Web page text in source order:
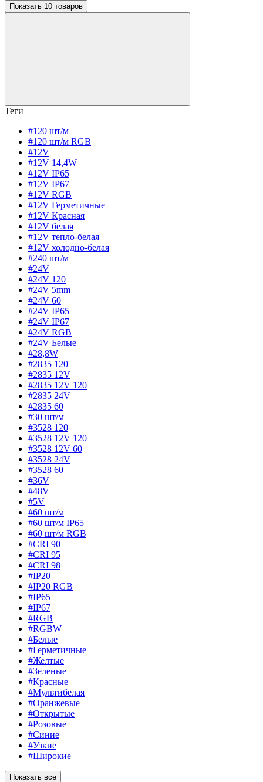
Показать 10 товаров
Теги
#120 шт/м
#120 шт/м RGB
#12V
#12V 14,4W
#12V IP65
#12V IP67
#12V RGB
#12V Герметичные
#12V Красная
#12V белая
#12V тепло-белая
#12V холодно-белая
#240 шт/м
#24V
#24V 120
#24V 5mm
#24V 60
#24V IP65
#24V IP67
#24V RGB
#24V Белые
#28,8W
#2835 120
#2835 12V
#2835 12V 120
#2835 24V
#2835 60
#30 шт/м
#3528 120
#3528 12V 120
#3528 12V 60
#3528 24V
#3528 60
#36V
#48V
#5V
#60 шт/м
#60 шт/м IP65
#60 шт/м RGB
#CRI 90
#CRI 95
#CRI 98
#IP20
#IP20 RGB
#IP65
#IP67
#RGB
#RGBW
#Белые
#Герметичные
#Желтые
#Зеленые
#Красные
#Мультибелая
#Оранжевые
#Открытые
#Розовые
#Синие
#Узкие
#Широкие
Показать все